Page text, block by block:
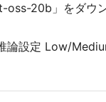
oss-20b」をダウ
論設定 Low/